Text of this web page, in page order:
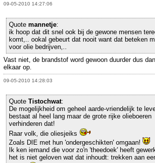
09-05-2010 14:27:06
Quote mannetje:
ik hoop dat dit snel ook bij de gewone mensen
komt,.. ookal gebeurt dat nooit want dat beteken
voor olie bedrijven,..
Vast niet, de brandstof word gewoon duurder dus
elkaar op.
09-05-2010 14:28:03
Quote Tistochwat:
De mogelijkheid om geheel aarde-vriendelijk te
bestaat al heel lang maar de grote rijke olieboeren
verhinderen dat!
Raar volk, die oliesjeiks
Zoals DIE met hun 'ondergeschikten' omgaan!
Ik ken iemand die voor zo'n 'theedoek' heeft
het is niet geloven wat dat inhoudt: trekken aan